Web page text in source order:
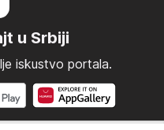
u Srbiji
iskustvo portala.